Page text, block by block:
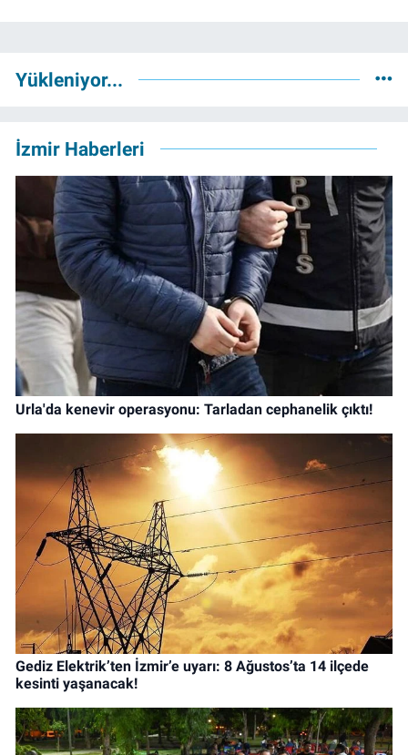
Yükleniyor...
İzmir Haberleri
Urla'da kenevir operasyonu: Tarladan cephanelik çıktı!
Gediz Elektrik’ten İzmir’e uyarı: 8 Ağustos’ta 14 ilçede
kesinti yaşanacak!